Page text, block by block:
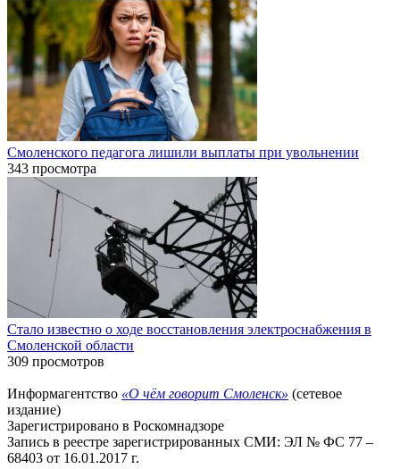
Смоленского педагога лишили выплаты при увольнении
343 просмотра
Стало известно о ходе восстановления электроснабжения в
Смоленской области
309 просмотров
Информагентство «О чём говорит Смоленск» (сетевое
издание)
Зарегистрировано в Роскомнадзоре
Запись в реестре зарегистрированных СМИ: ЭЛ № ФС 77 –
68403 от 16.01.2017 г.